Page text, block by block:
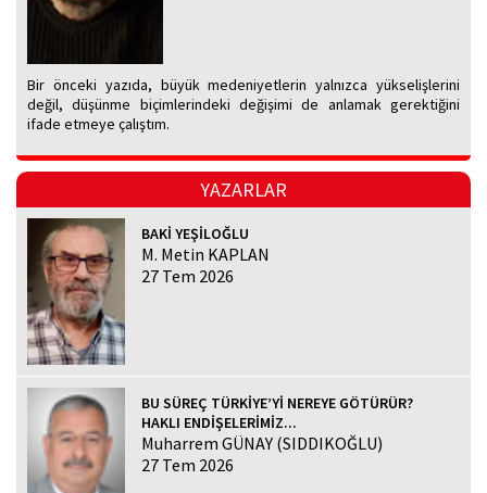
Bir önceki yazıda, büyük medeniyetlerin yalnızca yükselişlerini
değil, düşünme biçimlerindeki değişimi de anlamak gerektiğini
ifade etmeye çalıştım.
YAZARLAR
BAKİ YEŞİLOĞLU
M. Metin KAPLAN
27 Tem 2026
BU SÜREÇ TÜRKİYE’Yİ NEREYE GÖTÜRÜR?
HAKLI ENDİŞELERİMİZ...
Muharrem GÜNAY (SIDDIKOĞLU)
27 Tem 2026